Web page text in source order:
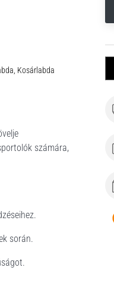
Kosárlabda
számára,
során.